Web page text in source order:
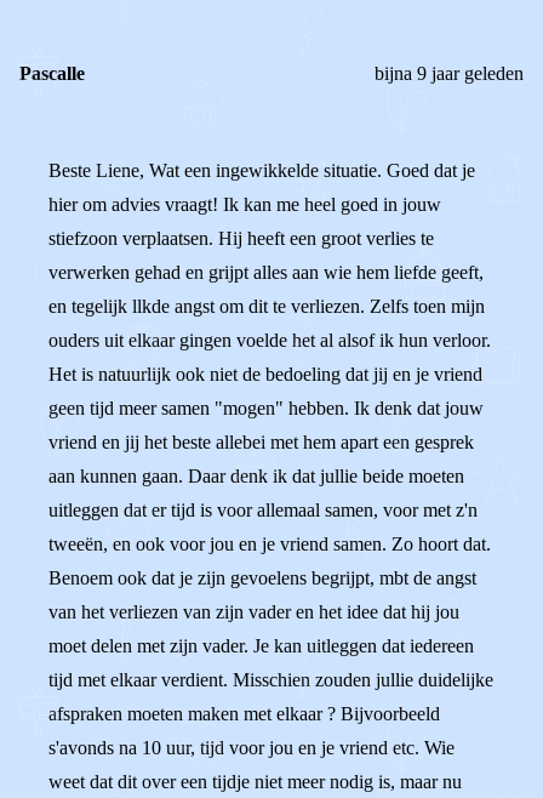
Pascalle bijna 9 jaar geleden
Beste Liene, Wat een ingewikkelde situatie. Goed dat je
hier om advies vraagt! Ik kan me heel goed in jouw
stiefzoon verplaatsen. Hij heeft een groot verlies te
verwerken gehad en grijpt alles aan wie hem liefde geeft,
en tegelijk llkde angst om dit te verliezen. Zelfs toen mijn
ouders uit elkaar gingen voelde het al alsof ik hun verloor.
Het is natuurlijk ook niet de bedoeling dat jij en je vriend
geen tijd meer samen "mogen" hebben. Ik denk dat jouw
vriend en jij het beste allebei met hem apart een gesprek
aan kunnen gaan. Daar denk ik dat jullie beide moeten
uitleggen dat er tijd is voor allemaal samen, voor met z'n
tweeën, en ook voor jou en je vriend samen. Zo hoort dat.
Benoem ook dat je zijn gevoelens begrijpt, mbt de angst
van het verliezen van zijn vader en het idee dat hij jou
moet delen met zijn vader. Je kan uitleggen dat iedereen
tijd met elkaar verdient. Misschien zouden jullie duidelijke
afspraken moeten maken met elkaar ? Bijvoorbeeld
s'avonds na 10 uur, tijd voor jou en je vriend etc. Wie
weet dat dit over een tijdje niet meer nodig is, maar nu